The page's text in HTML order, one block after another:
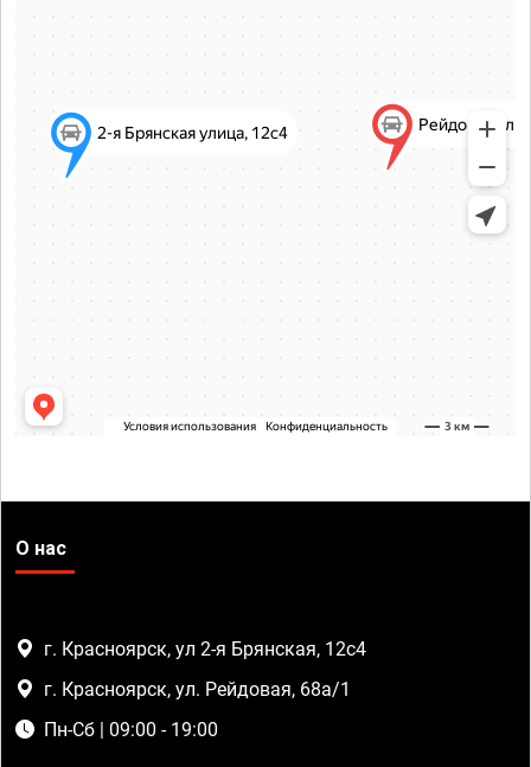
О нас
г. Красноярск, ул 2-я Брянская, 12с4
г. Красноярск, ул. Рейдовая, 68а/1
Пн-Сб | 09:00 - 19:00